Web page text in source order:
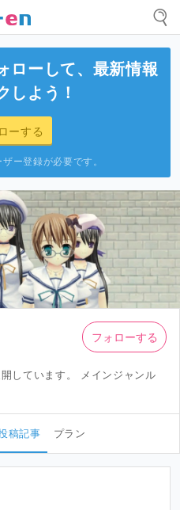
ローして、最新情報
しよう！
ーする
ー登録が必要です。
しています。 メインジャンル
フォローする
稿記事 プラン